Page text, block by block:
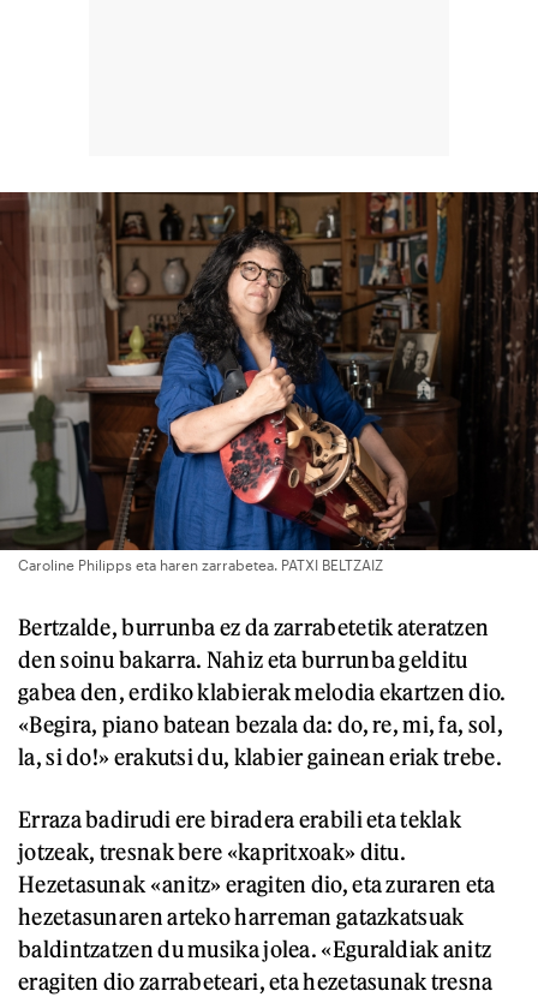
Caroline Philipps eta haren zarrabetea. PATXI BELTZAIZ
Bertzalde, burrunba ez da zarrabetetik ateratzen
den soinu bakarra. Nahiz eta burrunba gelditu
gabea den, erdiko klabierak melodia ekartzen dio.
«Begira, piano batean bezala da: do, re, mi, fa, sol,
la, si do!» erakutsi du, klabier gainean eriak trebe.
Erraza badirudi ere biradera erabili eta teklak
jotzeak, tresnak bere «kapritxoak» ditu.
Hezetasunak «anitz» eragiten dio, eta zuraren eta
hezetasunaren arteko harreman gatazkatsuak
baldintzatzen du musika jolea. «Eguraldiak anitz
eragiten dio zarrabeteari, eta hezetasunak tresna